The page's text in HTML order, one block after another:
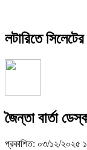
লটারিতে
জৈন্তা বার্তা
প্রকাশিত: ০৩/১২/২০২৫